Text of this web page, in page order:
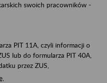
swoich pracowników -
PIT 11A, czyli informacji o
lub do formularza PIT 40A,
przez ZUS,